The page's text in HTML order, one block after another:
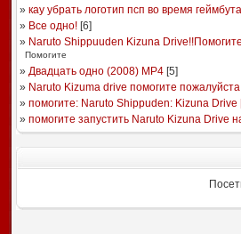
» кау убрать логотип псп во время
» Все одно![6]
» Naruto Shippuuden Kizuna
Помогите
» Двадцать одно (2008) MP4[5]
» Naruto Kizuma drive помогите
» помогите: Naruto Shippuden: Kizuna Drive
» помогите запустить Naruto Kizuna Drive